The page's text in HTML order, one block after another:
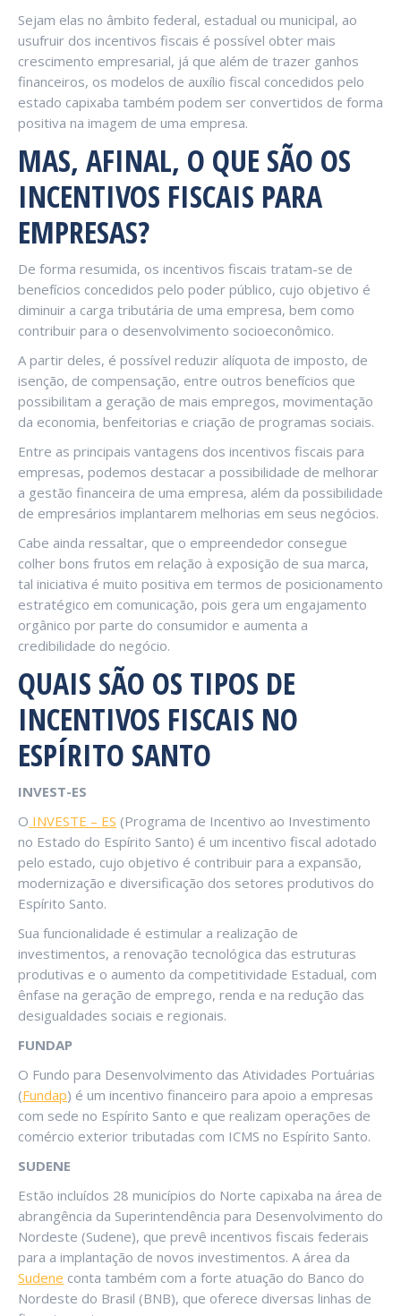
Sejam elas no âmbito federal, estadual ou municipal, ao
usufruir dos incentivos fiscais é possível obter mais
crescimento empresarial, já que além de trazer ganhos
financeiros, os modelos de auxílio fiscal concedidos pelo
estado capixaba também podem ser convertidos de forma
positiva na imagem de uma empresa.
MAS, AFINAL, O QUE SÃO OS
INCENTIVOS FISCAIS PARA
EMPRESAS?
De forma resumida, os incentivos fiscais tratam-se de
benefícios concedidos pelo poder público, cujo objetivo é
diminuir a carga tributária de uma empresa, bem como
contribuir para o desenvolvimento socioeconômico.
A partir deles, é possível reduzir alíquota de imposto, de
isenção, de compensação, entre outros benefícios que
possibilitam a geração de mais empregos, movimentação
da economia, benfeitorias e criação de programas sociais.
Entre as principais vantagens dos incentivos fiscais para
empresas, podemos destacar a possibilidade de melhorar
a gestão financeira de uma empresa, além da possibilidade
de empresários implantarem melhorias em seus negócios.
Cabe ainda ressaltar, que o empreendedor consegue
colher bons frutos em relação à exposição de sua marca,
tal iniciativa é muito positiva em termos de posicionamento
estratégico em comunicação, pois gera um engajamento
orgânico por parte do consumidor e aumenta a
credibilidade do negócio.
QUAIS SÃO OS TIPOS DE
INCENTIVOS FISCAIS NO
ESPÍRITO SANTO
INVEST-ES
O INVESTE – ES (Programa de Incentivo ao Investimento
no Estado do Espírito Santo) é um incentivo fiscal adotado
pelo estado, cujo objetivo é contribuir para a expansão,
modernização e diversificação dos setores produtivos do
Espírito Santo.
Sua funcionalidade é estimular a realização de
investimentos, a renovação tecnológica das estruturas
produtivas e o aumento da competitividade Estadual, com
ênfase na geração de emprego, renda e na redução das
desigualdades sociais e regionais.
FUNDAP
O Fundo para Desenvolvimento das Atividades Portuárias
(Fundap) é um incentivo financeiro para apoio a empresas
com sede no Espírito Santo e que realizam operações de
comércio exterior tributadas com ICMS no Espírito Santo.
SUDENE
Estão incluídos 28 municípios do Norte capixaba na área de
abrangência da Superintendência para Desenvolvimento do
Nordeste (Sudene), que prevê incentivos fiscais federais
para a implantação de novos investimentos. A área da
Sudene conta também com a forte atuação do Banco do
Nordeste do Brasil (BNB), que oferece diversas linhas de